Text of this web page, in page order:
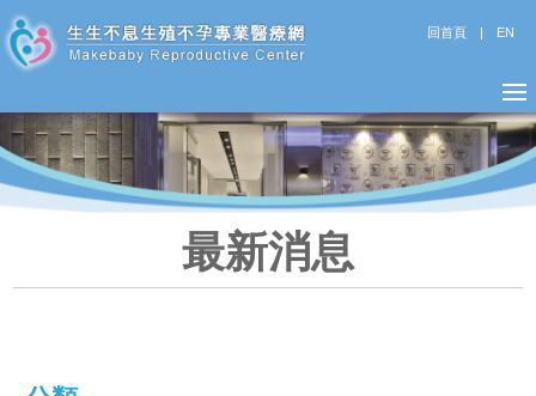
回首頁| EN
最新消息